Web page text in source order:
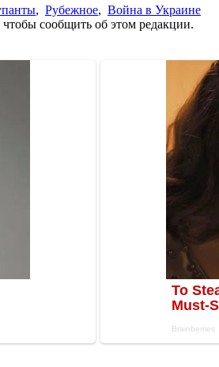
, Рубежное, Война в Украине
сообщить об этом редакции.